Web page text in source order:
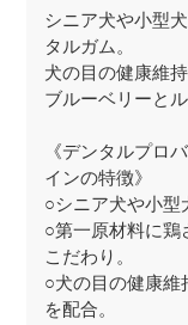
シニア犬や小型
タルガム。
犬の目の健康維
ブルーベリーと
《デンタルプロ
インの特徴》
○シニア犬や小型
○第一原材料に鶏
こだわり。
○犬の目の健康維
を配合。